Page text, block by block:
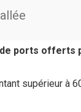
ports offerts
supérieur à